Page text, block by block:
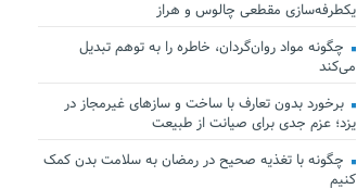
یکطرفه‌سازی مقطعی چالوس و هراز
چگونه مواد روان‌گردان، خاطره را به توهم تبدیل
می‌کند
برخورد بدون تعارف با ساخت‌ و سازهای غیرمجاز در
یزد؛ عزم جدی برای صیانت از طبیعت
چگونه با تغذیه صحیح در رمضان به سلامت بدن کمک
کنیم